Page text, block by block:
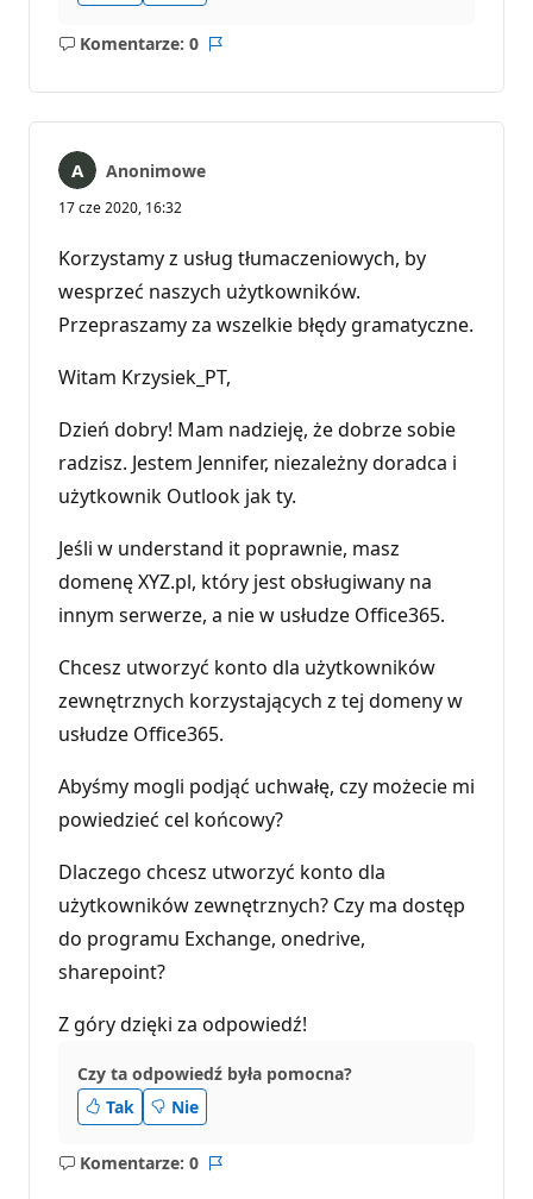
Komentarze: 0
Brak
Anonimowe
17 cze 2020, 16:32
Korzystamy z usług tłumaczeniowych, by
wesprzeć naszych użytkowników.
Przepraszamy za wszelkie błędy gramatyczne.
Witam Krzysiek_PT,
Dzień dobry! Mam nadzieję, że dobrze sobie
radzisz. Jestem Jennifer, niezależny doradca i
użytkownik Outlook jak ty.
Jeśli w understand it poprawnie, masz
domenę XYZ.pl, który jest obsługiwany na
innym serwerze, a nie w usłudze Office365.
Chcesz utworzyć konto dla użytkowników
zewnętrznych korzystających z tej domeny w
usłudze Office365.
Abyśmy mogli podjąć uchwałę, czy możecie mi
powiedzieć cel końcowy?
Dlaczego chcesz utworzyć konto dla
użytkowników zewnętrznych? Czy ma dostęp
do programu Exchange, onedrive,
sharepoint?
Z góry dzięki za odpowiedź!
Czy ta odpowiedź była pomocna?
Tak
Nie
Komentarze: 0
Brak